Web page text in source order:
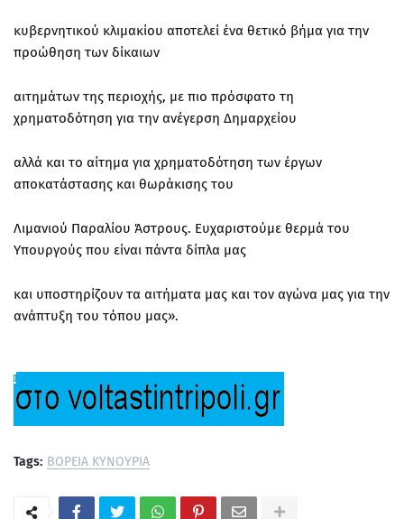
κυβερνητικού κλιμακίου αποτελεί ένα θετικό βήμα για την
προώθηση των δίκαιων
αιτημάτων της περιοχής, με πιο πρόσφατο τη
χρηματοδότηση για την ανέγερση Δημαρχείου
αλλά και το αίτημα για χρηματοδότηση των έργων
αποκατάστασης και θωράκισης του
Λιμανιού Παραλίου Άστρους. Ευχαριστούμε θερμά του
Υπουργούς που είναι πάντα δίπλα μας
και υποστηρίζουν τα αιτήματα μας και τον αγώνα μας για την
ανάπτυξη του τόπου μας».
Tags: ΒΟΡΕΙΑ ΚΥΝΟΥΡΙΑ